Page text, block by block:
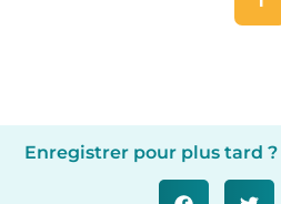
Enregistrer pour plus tard ?